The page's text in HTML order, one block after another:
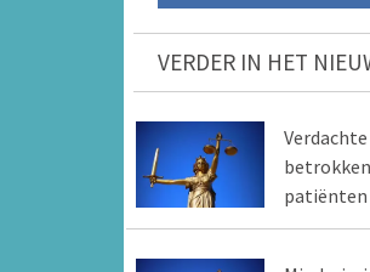
VERDER IN HET
patiënten